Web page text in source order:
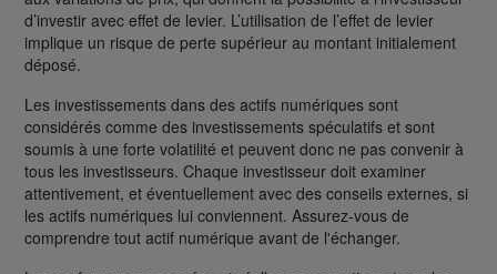
d’investir avec effet de levier. L’utilisation de l’effet de levier
implique un risque de perte supérieur au montant initialement
déposé.
Les investissements dans des actifs numériques sont
considérés comme des investissements spéculatifs et sont
soumis à une forte volatilité et peuvent donc ne pas convenir à
tous les investisseurs. Chaque investisseur doit examiner
attentivement, et éventuellement avec des conseils externes, si
les actifs numériques lui conviennent. Assurez-vous de
comprendre tout actif numérique avant de l'échanger.